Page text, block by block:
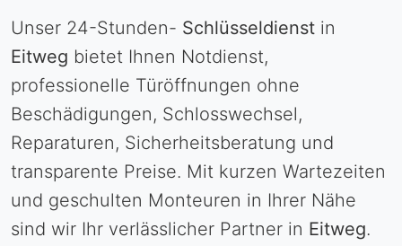
Unser 24-Stunden- Schlüsseldienst in
Eitweg bietet Ihnen Notdienst,
professionelle Türöffnungen ohne
Beschädigungen, Schlosswechsel,
Reparaturen, Sicherheitsberatung und
transparente Preise. Mit kurzen Wartezeiten
und geschulten Monteuren in Ihrer Nähe
sind wir Ihr verlässlicher Partner in Eitweg.